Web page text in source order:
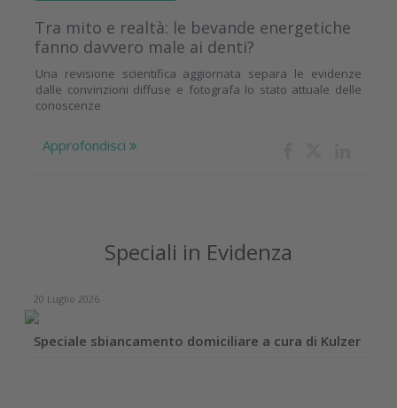
Tra mito e realtà: le bevande energetiche
fanno davvero male ai denti?
Una revisione scientifica aggiornata separa le evidenze
dalle convinzioni diffuse e fotografa lo stato attuale delle
conoscenze
Approfondisci
Speciali in Evidenza
20 Luglio 2026
Speciale sbiancamento domiciliare a cura di Kulzer